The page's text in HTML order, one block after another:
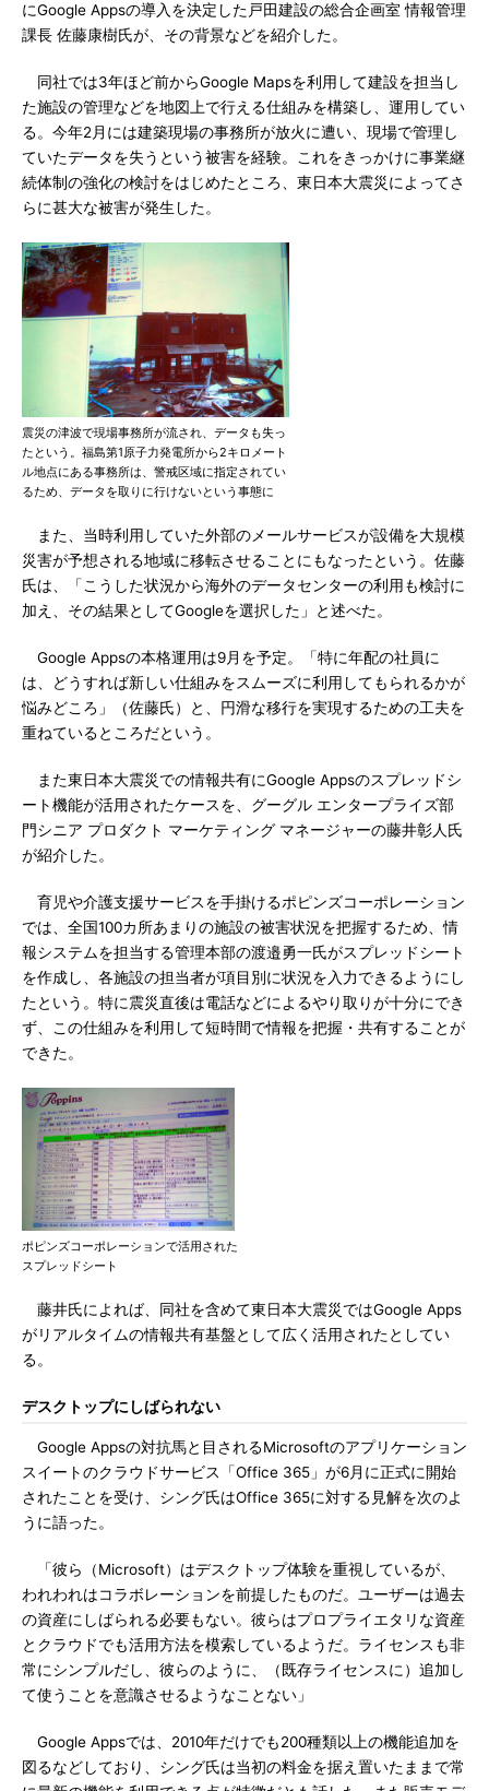
にGoogle Appsの導入を決定した戸田建設の総合企画室 情報管理
課長 佐藤康樹氏が、その背景などを紹介した。
同社では3年ほど前からGoogle Mapsを利用して建設を担当し
た施設の管理などを地図上で行える仕組みを構築し、運用してい
る。今年2月には建築現場の事務所が放火に遭い、現場で管理し
ていたデータを失うという被害を経験。これをきっかけに事業継
続体制の強化の検討をはじめたところ、東日本大震災によってさ
らに甚大な被害が発生した。
震災の津波で現場事務所が流され、データも失っ
たという。福島第1原子力発電所から2キロメート
ル地点にある事務所は、警戒区域に指定されてい
るため、データを取りに行けないという事態に
また、当時利用していた外部のメールサービスが設備を大規模
災害が予想される地域に移転させることにもなったという。佐藤
氏は、「こうした状況から海外のデータセンターの利用も検討に
加え、その結果としてGoogleを選択した」と述べた。
Google Appsの本格運用は9月を予定。「特に年配の社員に
は、どうすれば新しい仕組みをスムーズに利用してもられるかが
悩みどころ」（佐藤氏）と、円滑な移行を実現するための工夫を
重ねているところだという。
また東日本大震災での情報共有にGoogle Appsのスプレッドシ
ート機能が活用されたケースを、グーグル エンタープライズ部
門シニア プロダクト マーケティング マネージャーの藤井彰人氏
が紹介した。
育児や介護支援サービスを手掛けるポピンズコーポレーション
では、全国100カ所あまりの施設の被害状況を把握するため、情
報システムを担当する管理本部の渡邉勇一氏がスプレッドシート
を作成し、各施設の担当者が項目別に状況を入力できるようにし
たという。特に震災直後は電話などによるやり取りが十分にでき
ず、この仕組みを利用して短時間で情報を把握・共有することが
できた。
ポピンズコーポレーションで活用された
スプレッドシート
藤井氏によれば、同社を含めて東日本大震災ではGoogle Apps
がリアルタイムの情報共有基盤として広く活用されたとしてい
る。
デスクトップにしばられない
Google Appsの対抗馬と目されるMicrosoftのアプリケーション
スイートのクラウドサービス「Office 365」が6月に正式に開始
されたことを受け、シング氏はOffice 365に対する見解を次のよ
うに語った。
「彼ら（Microsoft）はデスクトップ体験を重視しているが、
われわれはコラボレーションを前提したものだ。ユーザーは過去
の資産にしばられる必要もない。彼らはプロプライエタリな資産
とクラウドでも活用方法を模索しているようだ。ライセンスも非
常にシンプルだし、彼らのように、（既存ライセンスに）追加し
て使うことを意識させるようなことない」
Google Appsでは、2010年だけでも200種類以上の機能追加を
図るなどしており、シング氏は当初の料金を据え置いたままで常